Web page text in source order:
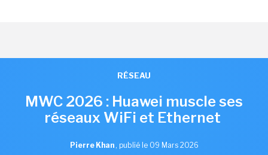
RÉSEAU
MWC 2026 : Huawei muscle ses
réseaux WiFi et Ethernet
Pierre Khan , publié le 09 Mars 2026